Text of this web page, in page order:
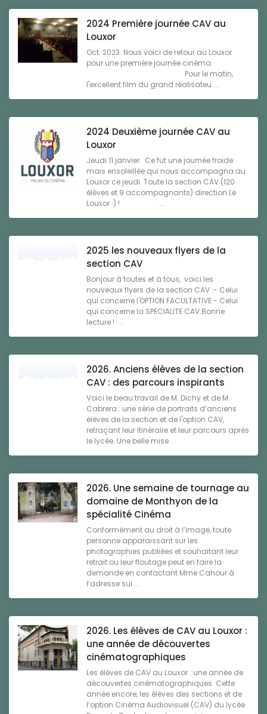
2024 Première journée CAV au
Louxor
Oct. 2023. Nous voici de retour au Louxor
pour une première journée cinéma.
Pour le matin,
l'excellent film du grand réalisateu ...
2024 Deuxième journée CAV au
Louxor
Jeudi 11 janvier. Ce fut une journée froide
mais ensoleillée qui nous accompagna au
Louxor ce jeudi. Toute la section CAV (120
élèves et 9 accompagnants) direction Le
Louxor :) ! ...
2025 les nouveaux flyers de la
section CAV
Bonjour à toutes et à tous, voici les
nouveaux flyers de la section CAV :- Celui
qui concerne l'OPTION FACULTATIVE.- Celui
qui concerne la SPECIALITE CAV.Bonne
lecture ! ...
2026. Anciens élèves de la section
CAV : des parcours inspirants
Voici le beau travail de M. Dichy et de M.
Cabrera : une série de portraits d’anciens
élèves de la section et de l'option CAV,
retraçant leur itinéraire et leur parcours après
le lycée. Une belle mise ...
2026. Une semaine de tournage au
domaine de Monthyon de la
spécialité Cinéma
Conformément au droit à l’image, toute
personne apparaissant sur les
photographies publiées et souhaitant leur
retrait ou leur floutage peut en faire la
demande en contactant Mme Cahour à
l’adresse sui ...
2026. Les élèves de CAV au Louxor :
une année de découvertes
cinématographiques
Les élèves de CAV au Louxor : une année de
découvertes cinématographiques Cette
année encore, les élèves des sections et de
l’option Cinéma Audiovisuel (CAV) du lycée